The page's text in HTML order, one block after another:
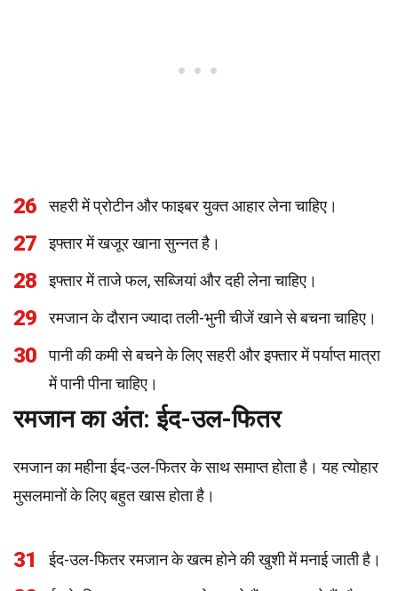
26 सहरी में प्रोटीन और फाइबर युक्त आहार लेना चाहिए।
27 इफ्तार में खजूर खाना सुन्नत है।
28 इफ्तार में ताजे फल, सब्जियां और दही लेना चाहिए।
29 रमजान के दौरान ज्यादा तली-भुनी चीजें खाने से बचना चाहिए।
30
पानी की कमी से बचने के लिए सहरी और इफ्तार में पर्याप्त मात्रा
में पानी पीना चाहिए।
रमजान का अंत: ईद-उल-फितर
रमजान का महीना ईद-उल-फितर के साथ समाप्त होता है। यह त्योहार
मुसलमानों के लिए बहुत खास होता है।
31 ईद-उल-फितर रमजान के खत्म होने की खुशी में मनाई जाती है।